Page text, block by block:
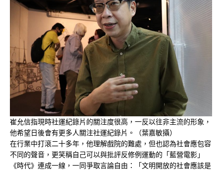
崔允信指現時社運紀錄片的關注度很高，一反以往非主流的形象，
他希望日後會有更多人關注社運紀錄片。（葉嘉敏攝）
在行業中打滾二十多年，他理解戲院的難處，但也認為社會應包容
不同的聲音，更笑稱自己可以與批評反修例運動的「藍營電影」
《時代》連成一線，一同爭取言論自由：「文明開放的社會應該是